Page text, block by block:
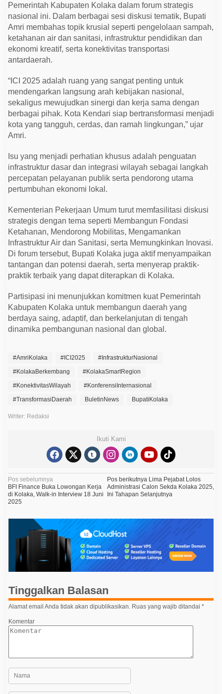
a
n
D
a
e
r
a
Pemerintah Kabupaten Kolaka dalam forum strategis
nasional ini. Dalam berbagai sesi diskusi tematik, Bupati
Amri membahas topik krusial seperti pengelolaan sampah,
ketahanan air dan sanitasi, infrastruktur pendidikan dan
ekonomi kreatif, serta konektivitas transportasi
antardaerah.
“ICI 2025 adalah ruang yang sangat penting untuk
mendengarkan langsung arah kebijakan nasional,
sekaligus mewujudkan sinergi dan kerja sama dengan
berbagai pihak. Kota Kendari siap bertransformasi menjadi
kota yang tangguh, cerdas, dan ramah lingkungan,” ujar
Amri.
Isu yang menjadi perhatian khusus adalah penguatan
infrastruktur dasar dan integrasi wilayah sebagai langkah
percepatan pelayanan publik serta pendorong utama
pertumbuhan ekonomi lokal.
Kementerian Pekerjaan Umum turut memfasilitasi diskusi
strategis dengan tema seperti Membangun Fondasi
Ketahanan, Mendorong Mobilitas, Mengamankan
Infrastruktur Air dan Sanitasi, serta Memungkinkan Inovasi.
Di forum tersebut, Bupati Kolaka juga aktif menyampaikan
tantangan dan potensi daerah, serta menyerap praktik-
praktik terbaik yang dapat diterapkan di Kolaka.
Partisipasi ini menunjukkan komitmen kuat Pemerintah
Kabupaten Kolaka untuk membangun daerah yang
berdaya saing, adaptif, dan berkelanjutan di tengah
dinamika pembangunan nasional dan global.
#AmriKolaka #ICI2025
#InfrastrukturNasional
#KolakaBerkembang
#KolakaSmartRegion
#KonektivitasWilayah
#KonferensiInternasional
#TransformasiDaerah
BuletinNews BupatiKolaka
Writer: Redaksi
Ikuti Kami
N
a
v
i
i
p
o
s
Pos sebelumnya
BFI Finance Buka Lowongan Kerja
di Kolaka, Walk-in Interview 18 Juni
2025
Pos berikutnyaLima Pejabat Lolos
Administrasi Calon Sekda Kolaka 2025,
Ini Tahapan Selanjutnya
Tinggalkan Balasan
Alamat email Anda tidak akan dipublikasikan. Ruas yang wajib ditandai *
Komentar